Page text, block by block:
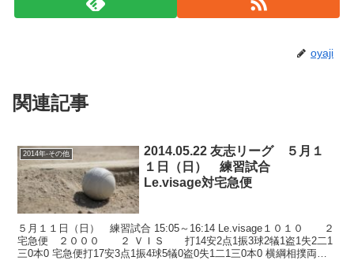
oyaji
関連記事
2014年-その他
2014.05.22 友志リーグ ５月１
１日（日） 練習試合
Le.visage対宅急便
５月１１日（日） 練習試合 15:05～16:14 Le.visage１０１０ ２
宅急便 ２０００ ２ ＶＩＳ 打14安2点1振3球2犠1盗1失2二1
三0本0 宅急便打17安3点1振4球5犠0盗0失1二1三0本0 横綱相撲両チ